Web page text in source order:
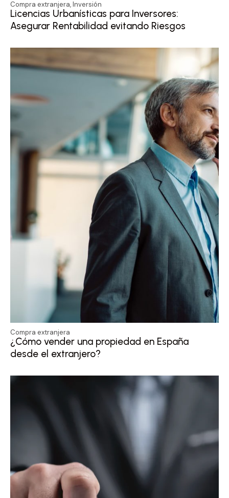
Compra extranjera,Inversión
Licencias Urbanísticas para Inversores:
Asegurar Rentabilidad evitando Riesgos
Compra extranjera
¿Cómo vender una propiedad en España
desde el extranjero?